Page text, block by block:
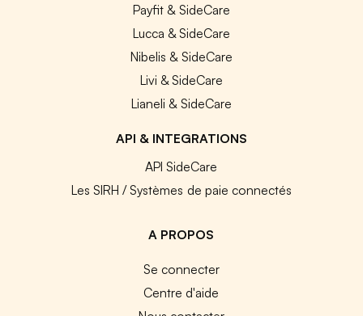
Payfit & SideCare
Lucca & SideCare
Nibelis & SideCare
Livi & SideCare
Lianeli & SideCare
API & INTEGRATIONS
API SideCare
Les SIRH / Systèmes de paie connectés
A PROPOS
Se connecter
Centre d'aide